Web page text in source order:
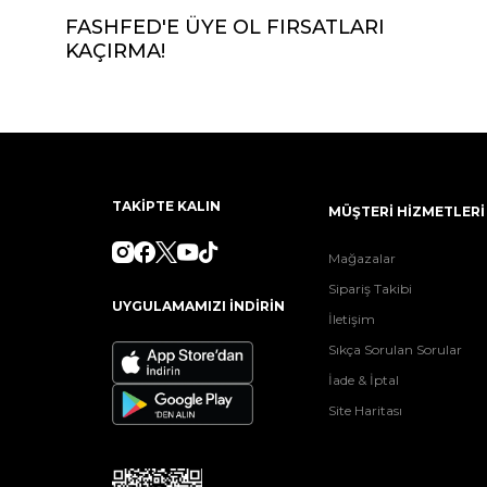
FASHFED'E ÜYE OL FIRSATLARI
KAÇIRMA!
TAKİPTE KALIN
UYGULAMAMIZI İNDİRİN
MÜŞTERİ HİZMETLERİ
Mağazalar
Sipariş Takibi
İletişim
Sıkça Sorulan Sorular
İade & İptal
Site Haritası